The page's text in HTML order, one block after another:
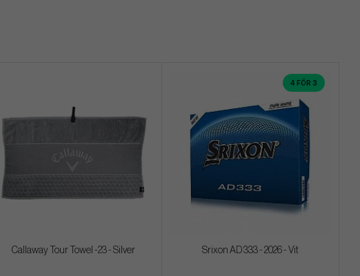
Callaway Tour Towel -23 - Silver
4 FÖR 3
Srixon AD 333 - 2026 - Vit